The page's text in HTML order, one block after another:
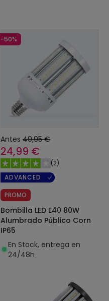
-50%
Antes 49,95 €
24,99 €
(2)
ADVANCED
PROMO
Bombilla LED E40 80W
Alumbrado Público Corn
IP65
En Stock, entrega en
24/48h